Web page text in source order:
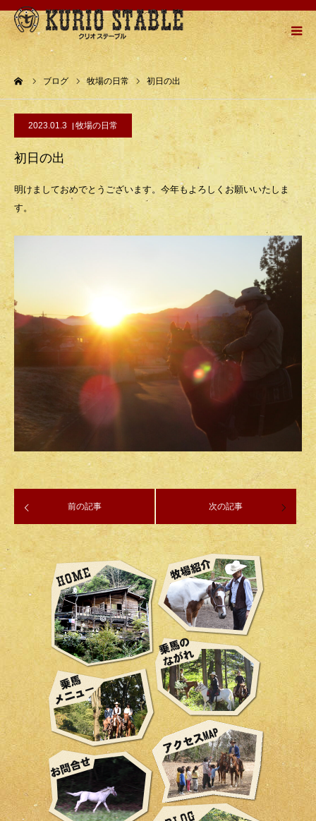
ブログ 牧場の日常 初日の出
2023.01.3 牧場の日常
初日の出
明けましておめでとうございます。今年もよろしくお願いいたしま
す。
前の記事 次の記事
牧場紹介
乗馬メニュー
乗馬の流れ
お問い合わせ